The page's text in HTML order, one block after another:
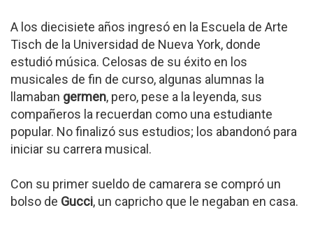
A los diecisiete años ingresó en la Escuela de Arte
Tisch de la Universidad de Nueva York, donde
estudió música. Celosas de su éxito en los
musicales de fin de curso, algunas alumnas la
llamaban germen, pero, pese a la leyenda, sus
compañeros la recuerdan como una estudiante
popular. No finalizó sus estudios; los abandonó para
iniciar su carrera musical.
Con su primer sueldo de camarera se compró un
bolso de Gucci, un capricho que le negaban en casa.